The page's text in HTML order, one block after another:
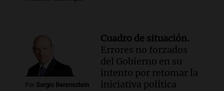
Por Sergio Berensztein
Cuadro de situación.
Errores no forzados
del Gobierno en su
intento por retomar la
iniciativa política